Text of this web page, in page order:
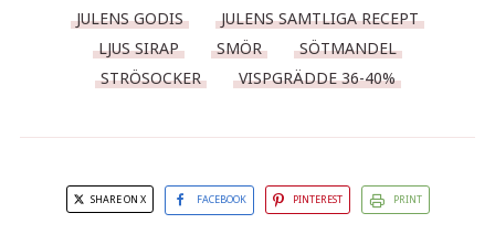
JULENS GODIS
JULENS SAMTLIGA RECEPT
LJUS SIRAP
SMÖR
SÖTMANDEL
STRÖSOCKER
VISPGRÄDDE 36-40%
SHARE ON X FACEBOOK PINTEREST PRINT